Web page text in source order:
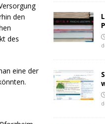
den
des
eine der